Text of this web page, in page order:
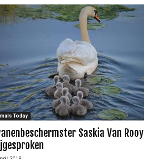
Today
Saskia Van Rooy